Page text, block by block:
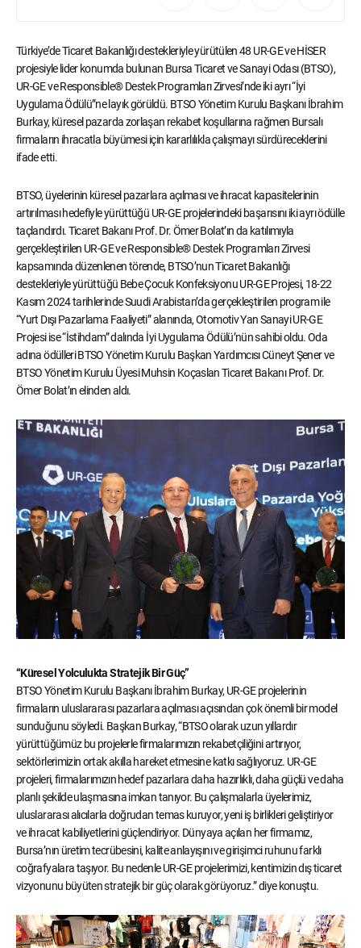
Türkiye’de Ticaret Bakanlığı destekleriyle yürütülen 48 UR-GE ve HİSER
projesiyle lider konumda bulunan Bursa Ticaret ve Sanayi Odası (BTSO),
UR-GE ve Responsible® Destek Programları Zirvesi’nde iki ayrı “İyi
Uygulama Ödülü”ne layık görüldü. BTSO Yönetim Kurulu Başkanı İbrahim
Burkay, küresel pazarda zorlaşan rekabet koşullarına rağmen Bursalı
firmaların ihracatla büyümesi için kararlılıkla çalışmayı sürdüreceklerini
ifade etti.
BTSO, üyelerinin küresel pazarlara açılması ve ihracat kapasitelerinin
artırılması hedefiyle yürüttüğü UR-GE projelerindeki başarısını iki ayrı ödülle
taçlandırdı. Ticaret Bakanı Prof. Dr. Ömer Bolat’ın da katılımıyla
gerçekleştirilen UR-GE ve Responsible® Destek Programları Zirvesi
kapsamında düzenlenen törende, BTSO’nun Ticaret Bakanlığı
destekleriyle yürüttüğü Bebe Çocuk Konfeksiyonu UR-GE Projesi, 18-22
Kasım 2024 tarihlerinde Suudi Arabistan’da gerçekleştirilen program ile
“Yurt Dışı Pazarlama Faaliyeti” alanında, Otomotiv Yan Sanayi UR-GE
Projesi ise “İstihdam” dalında İyi Uygulama Ödülü’nün sahibi oldu. Oda
adına ödülleri BTSO Yönetim Kurulu Başkan Yardımcısı Cüneyt Şener ve
BTSO Yönetim Kurulu Üyesi Muhsin Koçaslan Ticaret Bakanı Prof. Dr.
Ömer Bolat’ın elinden aldı.
“Küresel Yolculukta Stratejik Bir Güç”
BTSO Yönetim Kurulu Başkanı İbrahim Burkay, UR-GE projelerinin
firmaların uluslararası pazarlara açılması açısından çok önemli bir model
sunduğunu söyledi. Başkan Burkay, “BTSO olarak uzun yıllardır
yürüttüğümüz bu projelerle firmalarımızın rekabetçiliğini artırıyor,
sektörlerimizin ortak akılla hareket etmesine katkı sağlıyoruz. UR-GE
projeleri, firmalarımızın hedef pazarlara daha hazırlıklı, daha güçlü ve daha
planlı şekilde ulaşmasına imkan tanıyor. Bu çalışmalarla üyelerimiz,
uluslararası alıcılarla doğrudan temas kuruyor, yeni iş birlikleri geliştiriyor
ve ihracat kabiliyetlerini güçlendiriyor. Dünyaya açılan her firmamız,
Bursa’nın üretim tecrübesini, kalite anlayışını ve girişimci ruhunu farklı
coğrafyalara taşıyor. Bu nedenle UR-GE projelerimizi, kentimizin dış ticaret
vizyonunu büyüten stratejik bir güç olarak görüyoruz.” diye konuştu.